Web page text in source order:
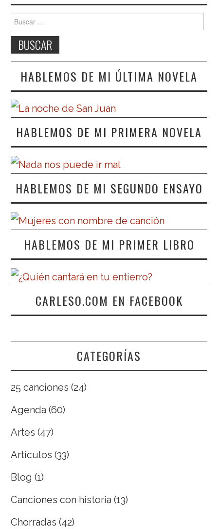
Buscar:
HABLEMOS DE MI ÚLTIMA NOVELA
HABLEMOS DE MI PRIMERA NOVELA
HABLEMOS DE MI SEGUNDO ENSAYO
HABLEMOS DE MI PRIMER LIBRO
CARLESO.COM EN FACEBOOK
CATEGORÍAS
25 canciones (24)
Agenda (60)
Artes (47)
Artículos (33)
Blog (1)
Canciones con historia (13)
Chorradas (42)